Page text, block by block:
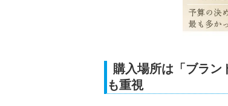
購入場所は「ブラン
も重視